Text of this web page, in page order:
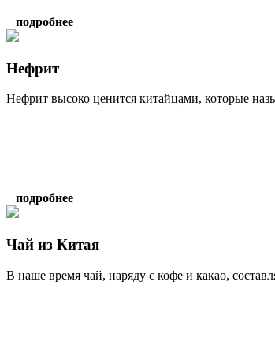
подробнее
Нефрит
Нефрит высоко ценится китайцами, которые
подробнее
Чай из Китая
В наше время чай, наряду с кофе и какао,